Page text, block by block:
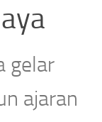
gelar
ajaran